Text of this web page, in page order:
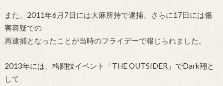
また、2011年6月7日には大麻所持で逮捕、さらに17日には傷
害容疑での
再逮捕となったことが当時のフライデーで報じられました。
2013年には、格闘技イベント「THE OUTSIDER」でDark翔と
して